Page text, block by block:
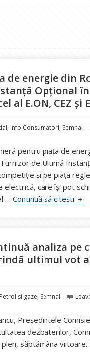
de energie din
Opțional
al E.ON, CEZ și
, Info Consumatori, Semnal
pentru piața de
de Ultimă
și pe piața
electrică, care îşi pot
…Continuă să citești
analiza
ultimul vot
Petrol si gaze, Semnal
Președintele
dezbaterilor,
plen, săptămâna